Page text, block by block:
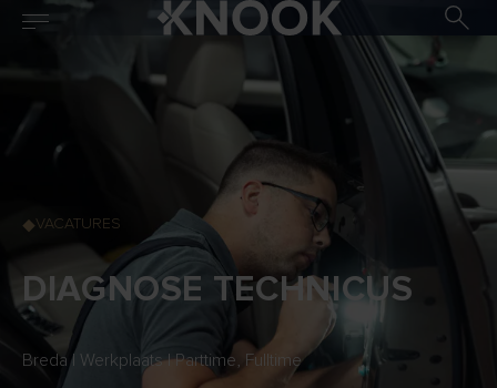
VACATURES
DIAGNOSE TECHNICUS
Breda | Werkplaats | Parttime, Fulltime